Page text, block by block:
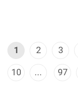
1 2 3
10 ... 97